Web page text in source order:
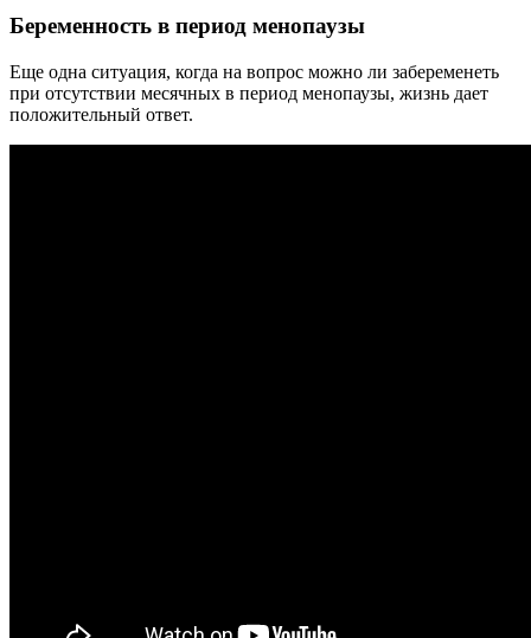
Беременность в период менопаузы
Еще одна ситуация, когда на вопрос можно ли забеременеть
при отсутствии месячных в период менопаузы, жизнь дает
положительный ответ.